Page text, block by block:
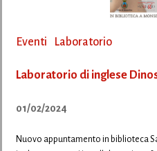
Eventi Laboratorio
Laboratorio di inglese
01/02/2024
Nuovo appuntamento in biblioteca